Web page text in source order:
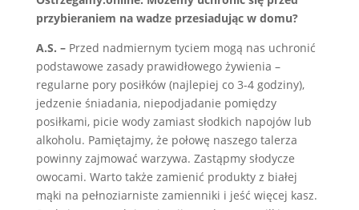
przybieraniem na wadze przesiadując w domu?
A.S. –Przed nadmiernym tyciem mogą nas uchronić
podstawowe zasady prawidłowego żywienia –
regularne pory posiłków (najlepiej co 3-4 godziny),
jedzenie śniadania, niepodjadanie pomiędzy
posiłkami, picie wody zamiast słodkich napojów lub
alkoholu. Pamiętajmy, że połowę naszego talerza
powinny zajmować warzywa. Zastąpmy słodycze
owocami. Warto także zamienić produkty z białej
mąki na pełnoziarniste zamienniki i jeść więcej kasz.